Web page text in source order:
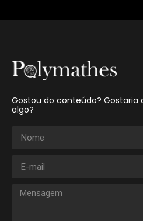
Gostou do conteúdo? Gostaria
algo?